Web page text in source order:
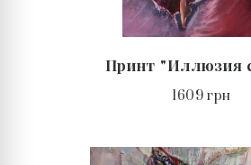
Принт "Иллюзия
1609 грн